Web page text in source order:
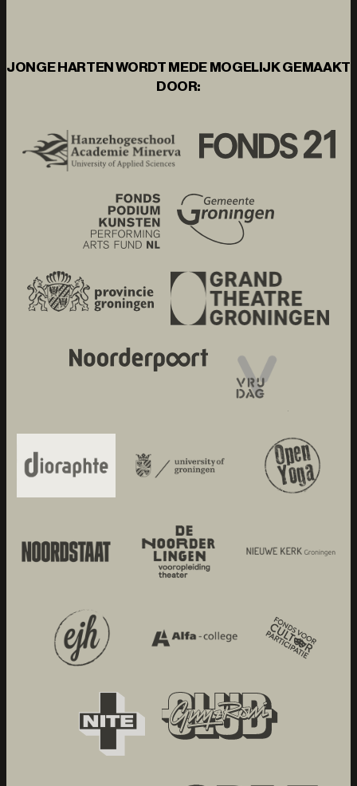
JONGE HARTEN WORDT MEDE MOGELIJK GEMAAKT
DOOR: